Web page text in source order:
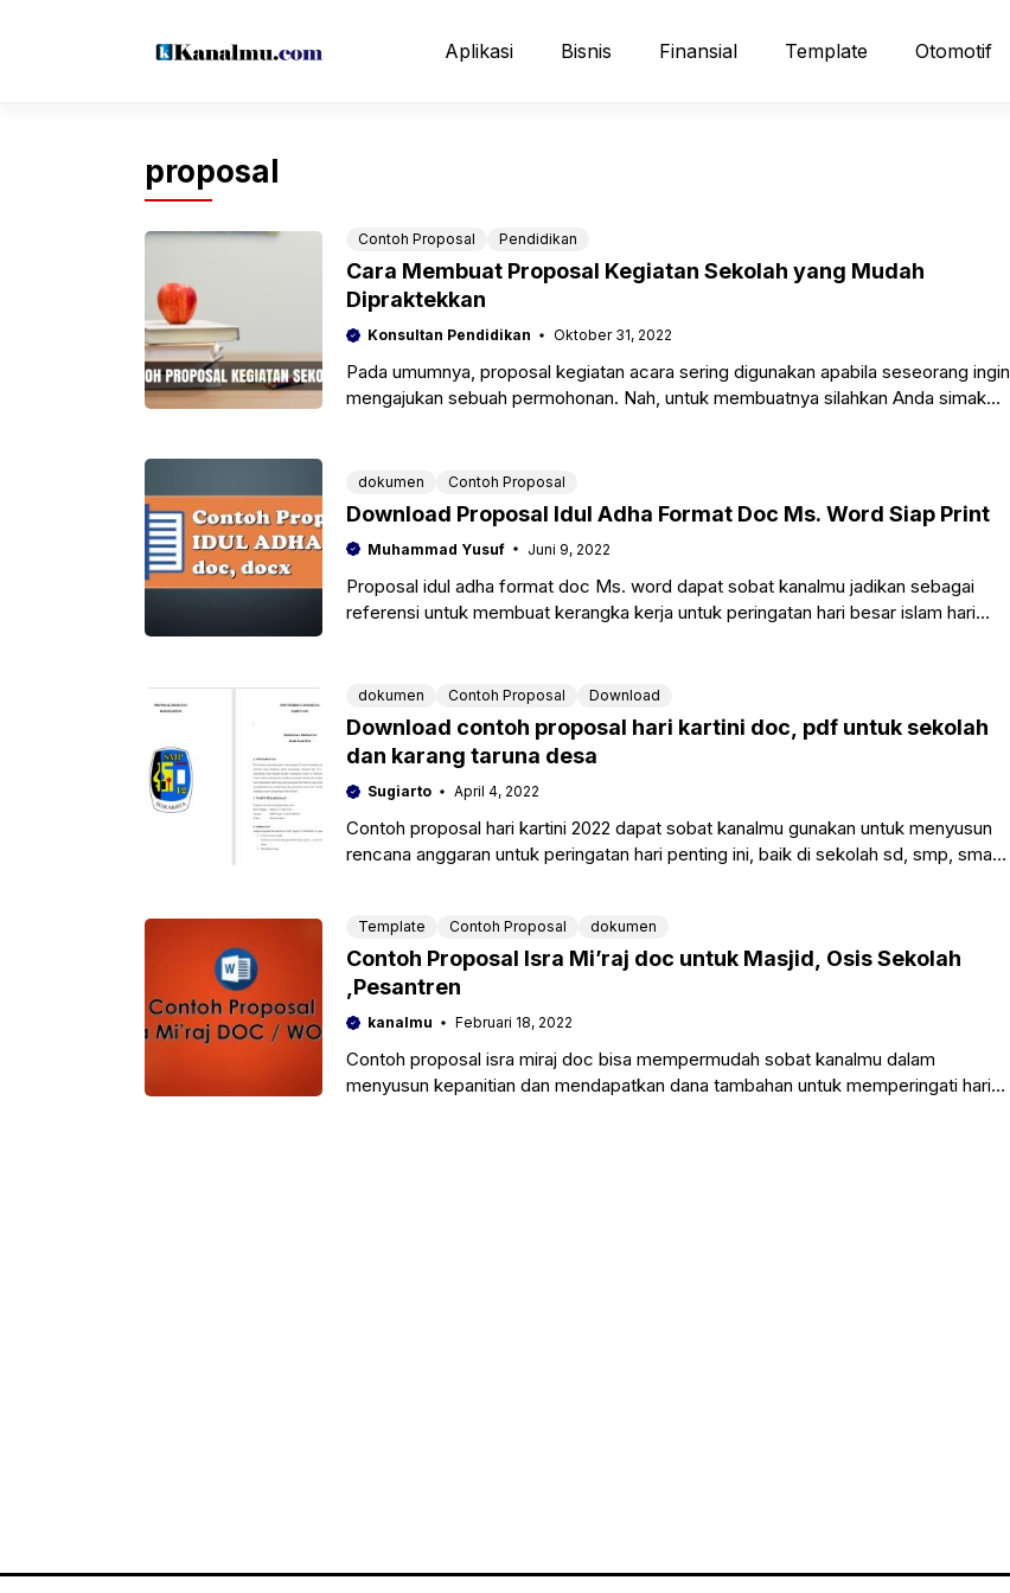
Aplikasi Bisnis Finansial Template Otomotif
proposal
Contoh Proposal Pendidikan
Cara Membuat Proposal Kegiatan Sekolah yang Mudah
Dipraktekkan
Konsultan Pendidikan Oktober 31, 2022
Pada umumnya, proposal kegiatan acara sering digunakan apabila seseorang ingin
mengajukan sebuah permohonan. Nah, untuk membuatnya silahkan Anda simak
dokumen Contoh Proposal
Download Proposal Idul Adha Format Doc Ms. Word Siap Print
Muhammad Yusuf Juni 9, 2022
Proposal idul adha format doc Ms. word dapat sobat kanalmu jadikan sebagai
referensi untuk membuat kerangka kerja untuk peringatan hari besar islam hari
dokumen Contoh Proposal Download
Download contoh proposal hari kartini doc, pdf untuk sekolah
dan karang taruna desa
Sugiarto April 4, 2022
Contoh proposal hari kartini 2022 dapat sobat kanalmu gunakan untuk menyusun
rencana anggaran untuk peringatan hari penting ini, baik di sekolah sd, smp, sma,
Template Contoh Proposal dokumen
Contoh Proposal Isra Mi’raj doc untuk Masjid, Osis Sekolah
,Pesantren
kanalmu Februari 18, 2022
Contoh proposal isra miraj doc bisa mempermudah sobat kanalmu dalam
menyusun kepanitian dan mendapatkan dana tambahan untuk memperingati hari